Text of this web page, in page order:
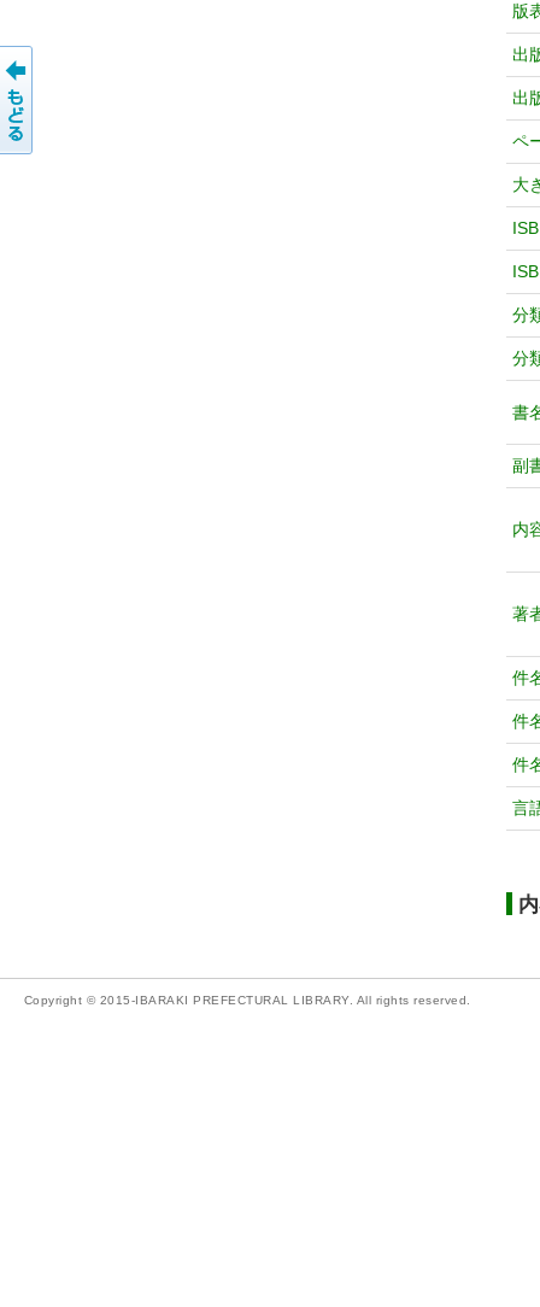
版
出
出
ペ
大
分
分
書
副
内
著
件
件
件
言
Copyright © 2015-IBARAKI PREFECTURAL LIBRARY. All rights reserved.